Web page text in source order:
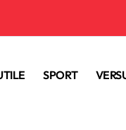
SPORT